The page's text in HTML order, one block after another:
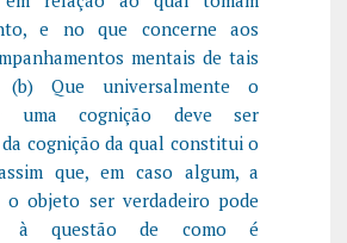
e no que concerne aos
mentais de tais
(b) Que universalmente o
uma cognição deve ser
cognição da qual constitui o
que, em caso algum, a
o objeto ser verdadeiro pode
à questão de como é